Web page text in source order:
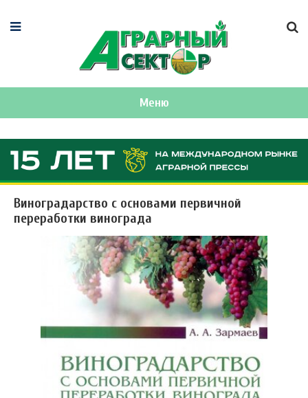
Меню
Виноградарство с основами первичной
переработки винограда